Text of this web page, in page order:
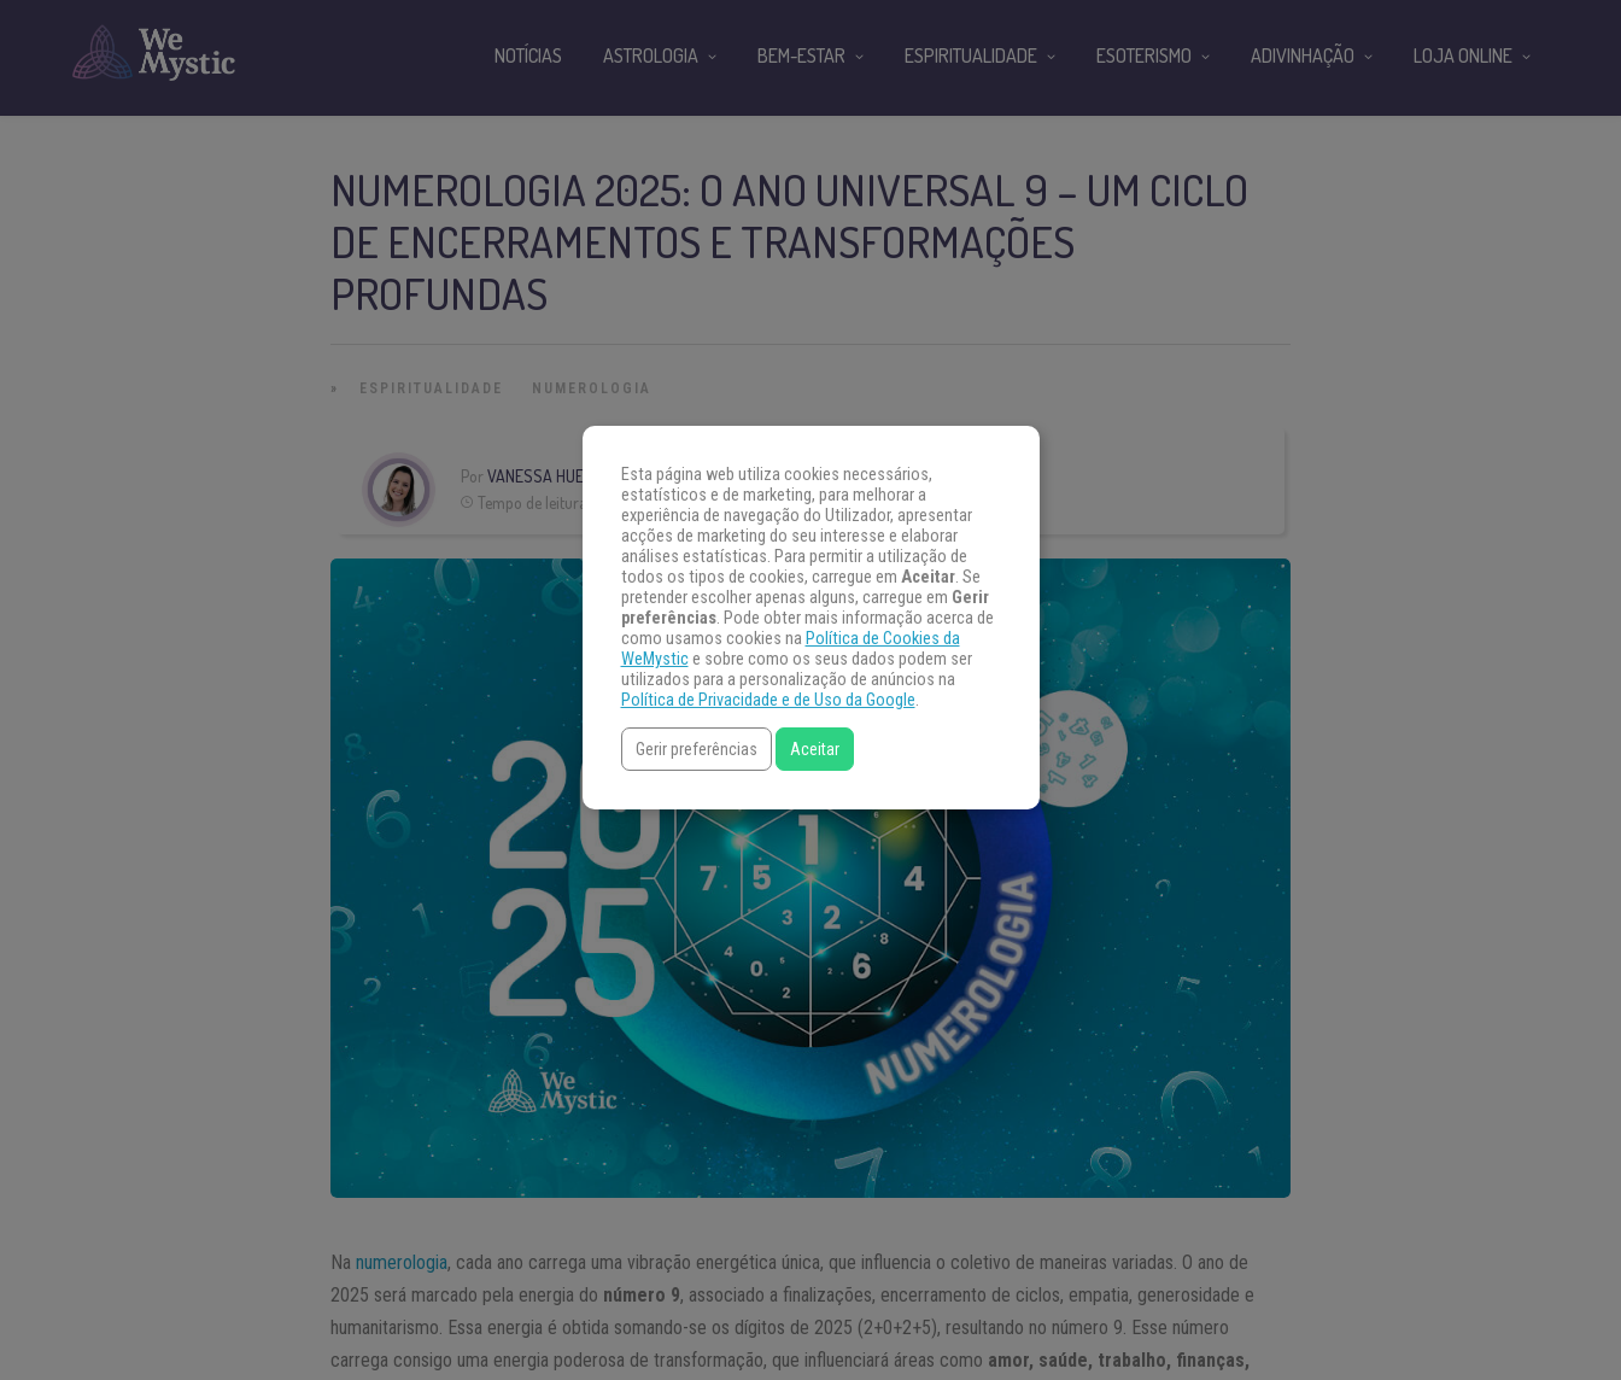
NUMEROLOGIA 2025: O ANO UNIVERSAL 9 – UM CICLO
DE ENCERRAMENTOS E TRANSFORMAÇÕES
PROFUNDAS
» ESPIRITUALIDADE NUMEROLOGIA
PorVANESSA HUERTA
Tempo de leitura:
8 min
Nanumerologia, cada ano carrega uma vibração energética única, que influencia o coletivo de maneiras variadas. O ano de
2025 será marcado pela energia do número 9, associado a finalizações, encerramento de ciclos, empatia, generosidade e
humanitarismo. Essa energia é obtida somando-se os dígitos de 2025 (2+0+2+5), resultando no número 9. Esse número
carrega consigo uma energia poderosa de transformação, que influenciará áreas como amor, saúde, trabalho, finanças,
NOTÍCIAS ASTROLOGIA BEM-ESTAR ESPIRITUALIDADE ESOTERISMO ADIVINHAÇÃO LOJA ONLINE
Esta página web utiliza cookies necessários,
estatísticos e de marketing, para melhorar a
experiência de navegação do Utilizador, apresentar
acções de marketing do seu interesse e elaborar
análises estatísticas. Para permitir a utilização de
todos os tipos de cookies, carregue em Aceitar. Se
pretender escolher apenas alguns, carregue em Gerir
preferências. Pode obter mais informação acerca de
como usamos cookies na Política de Cookies da
WeMystice sobre como os seus dados podem ser
utilizados para a personalização de anúncios na
Política de Privacidade e de Uso da Google.
Gerir preferências Aceitar